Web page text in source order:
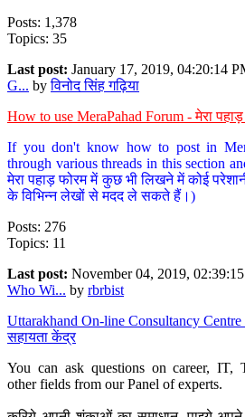
Posts: 1,378
Topics: 35
Last post: January 17, 2019, 04:20:14
G... byविनोद सिंह गढ़िया
How to use MeraPahad Forum - मेरा
If you don't know how to post in
through various threads in this section
मेरा पहाड़ फोरम में कुछ भी लिखने में कोई
के विभिन्न लेखों से मदद ले सकते हैं।)
Posts: 276
Topics: 11
Last post: November 04, 2019,
Who Wi... by rbrbist
Uttarakhand On-line Consultancy
सहायता केंद्र
You can ask questions on career, IT,
other fields from our Panel of experts.